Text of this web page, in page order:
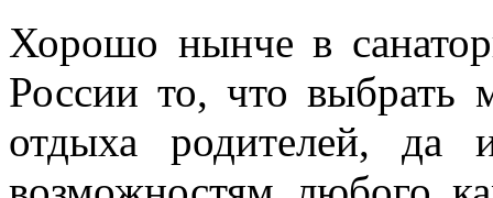
Хорошо нынче в
России то, что выбрать
отдыха родителей,